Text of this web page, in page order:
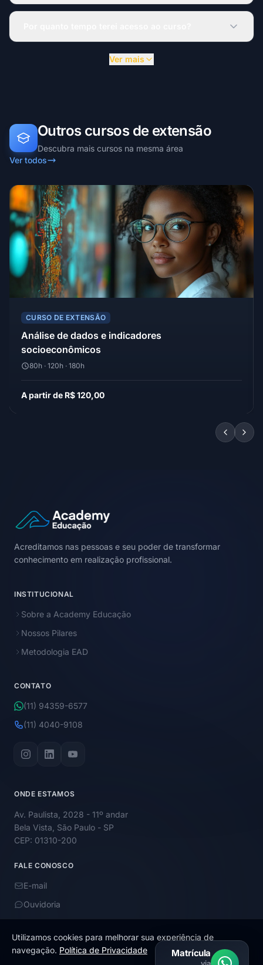
Ver mais
Outros cursos de extensão
Descubra mais cursos na mesma área
Ver todos
CURSO DE EXTENSÃO
Análise de dados e indicadores
socioeconômicos
80h · 120h · 180h
A partir de R$ 120,00
Acreditamos nas pessoas e seu poder de transformar
conhecimento em realização profissional.
INSTITUCIONAL
Sobre a Academy Educação
Nossos Pilares
Metodologia EAD
CONTATO
(11) 94359-6577
(11) 4040-9108
ONDE ESTAMOS
Av. Paulista, 2028 - 11º andar
Bela Vista, São Paulo - SP
CEP: 01310-200
FALE CONOSCO
E-mail
Ouvidoria
Matrícula
Utilizamos cookies para melhorar sua experiência de
navegação. Política de Privacidade